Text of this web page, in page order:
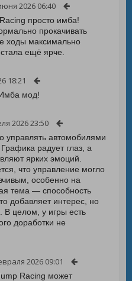
2026 06:40
просто имба!
прокачивать
ходы максимально
ещё ярче.
18:21
мод!
2026 23:50
управлять автомобилями
радует глаз, а
ярких эмоций.
что управление могло
особенно на
тема — способность
добавляет интерес, но
В целом, у игры есть
доработки не
2026 09:01
Racing может